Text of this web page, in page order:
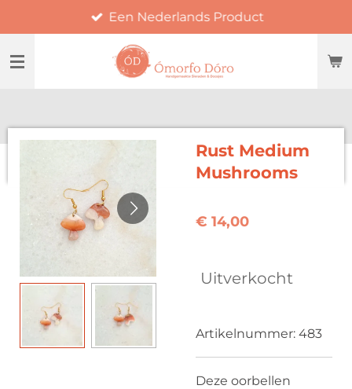
naar
Een Nederlands Product
Rust Medium
Mushrooms
€ 14,00
Uitverkocht
Artikelnummer: 483
Deze oorbellen